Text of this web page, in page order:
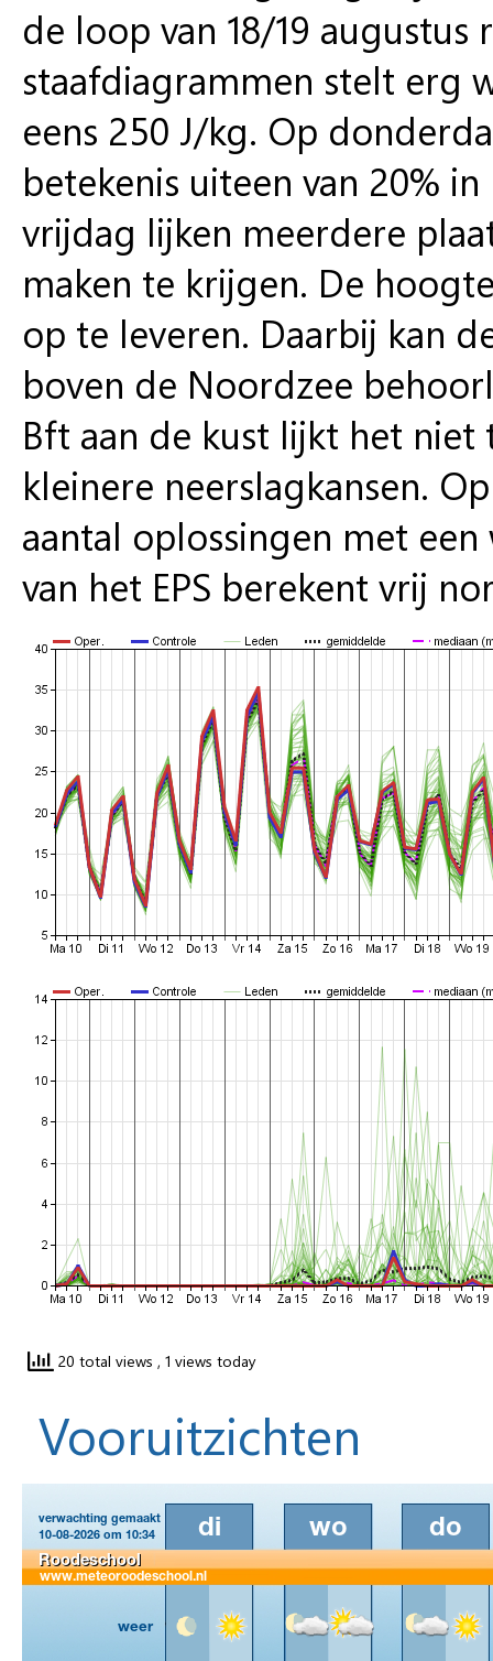
de loop van 18/19
staafdiagrammen stelt erg
eens 250 J/kg. Op
betekenis uiteen van 20%
vrijdag lijken meerdere
maken te krijgen. De
op te leveren. Daarbij kan
boven de Noordzee
Bft aan de kust lijkt het
kleinere neerslagkansen.
aantal oplossingen met
van het EPS berekent vrij
20 total views , 1 views today
Vooruitzichten